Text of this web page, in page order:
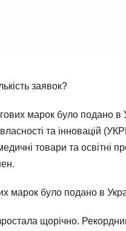
заявок?
марок було подано в
та інновацій
товари та освітні
марок було подано в
щорічно.